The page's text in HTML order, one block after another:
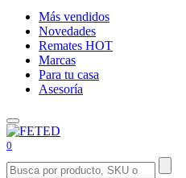
Más vendidos
Novedades
Remates HOT
Marcas
Para tu casa
Asesoría
0